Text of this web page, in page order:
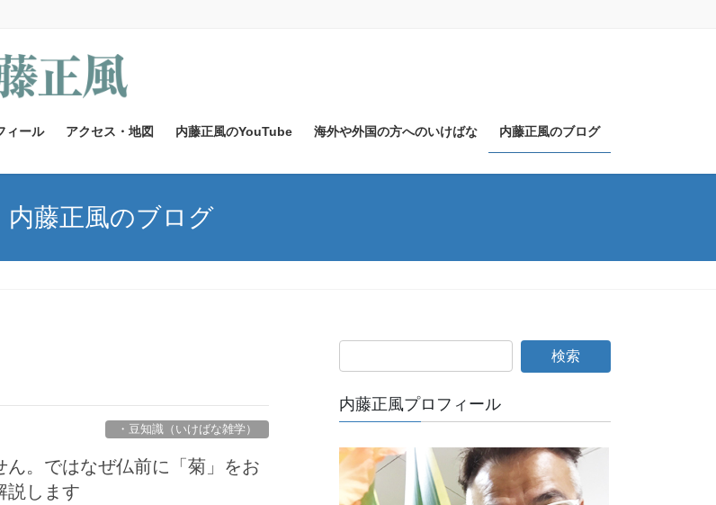
ィール アクセス・地図 内藤正風のYouTube 海外や外国の方へのいけばな 内藤正風のブログ
内藤正風のブログ
・豆知識（いけばな雑学）
ん。ではなぜ仏前に「菊」をお
説します
内藤正風プロフィール